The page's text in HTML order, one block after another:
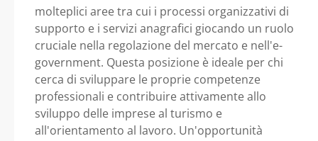
GOVERNMENT E
ISTRUTTORE SERVIZI
PROMOZIONALI, PER
Agricoltura dell’Emilia
molteplici aree tra cui i processi organizzativi di
supporto e i servizi anagrafici giocando un ruolo
cruciale nella regolazione del mercato e nell'e-
government. Questa posizione è ideale per chi
cerca di sviluppare le proprie competenze
professionali e contribuire attivamente allo
sviluppo delle imprese al turismo e
all'orientamento al lavoro. Un'opportunità